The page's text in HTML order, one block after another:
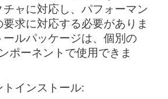
ャに対応し、パフォーマン
求に対応する必要がありま
ルパッケージは、個別の
ンポーネントで使用できま
インストール: